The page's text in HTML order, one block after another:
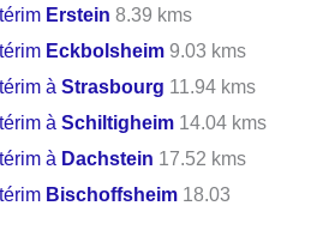
Erstein 8.39 kms
Eckbolsheim 9.03 kms
àStrasbourg 11.94 kms
àSchiltigheim 14.04 kms
à Dachstein 17.52 kms
Bischoffsheim 18.03